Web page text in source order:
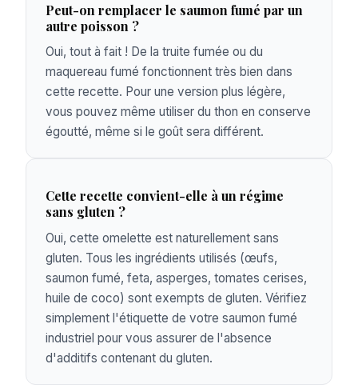
Peut-on remplacer le saumon fumé par un
autre poisson ?
Oui, tout à fait ! De la truite fumée ou du
maquereau fumé fonctionnent très bien dans
cette recette. Pour une version plus légère,
vous pouvez même utiliser du thon en conserve
égoutté, même si le goût sera différent.
Cette recette convient-elle à un régime
sans gluten ?
Oui, cette omelette est naturellement sans
gluten. Tous les ingrédients utilisés (œufs,
saumon fumé, feta, asperges, tomates cerises,
huile de coco) sont exempts de gluten. Vérifiez
simplement l'étiquette de votre saumon fumé
industriel pour vous assurer de l'absence
d'additifs contenant du gluten.